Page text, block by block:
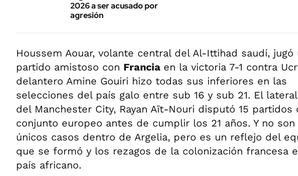
2026 a ser acusado por
agresión
Houssem Aouar, volante central del Al-Ittihad saudí, jugó
partido amistoso con Francia en la victoria 7-1 contra
delantero Amine Gouiri hizo todas sus inferiores en las
selecciones del país galo entre sub 16 y sub 21. El
del Manchester City, Rayan Aït-Nouri disputó 15 partidos
conjunto europeo antes de cumplir los 21 años. Y no son
únicos casos dentro de Argelia, pero es un reflejo del
que se formó y los rezagos de la colonización francesa
país africano.